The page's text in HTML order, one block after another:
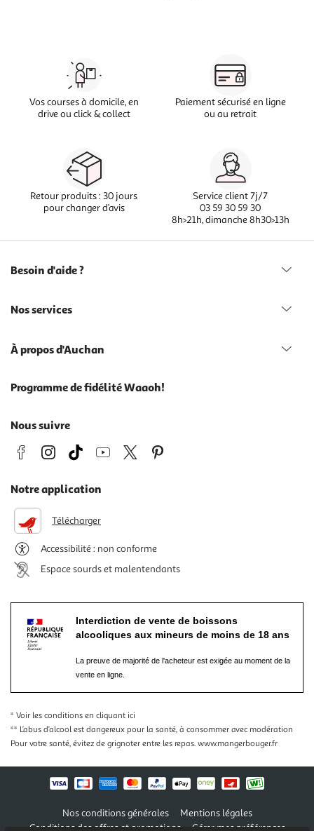
Vos courses à domicile, en
drive ou click & collect
Paiement sécurisé en ligne
ou au retrait
Retour produits : 30 jours
pour changer d’avis
Service client 7j/7
03 59 30 59 30
8h>21h, dimanche 8h30>13h
Besoin d'aide ?
Nos services
À propos d'Auchan
Programme de fidélité Waaoh!
Nous suivre
Notre application
Télécharger
Accessibilité : non conforme
Espace sourds et malentendants
Interdiction de vente de boissons
alcooliques aux mineurs de moins de 18 ans
La preuve de majorité de l'acheteur est exigée au moment de la
vente en ligne.
* Voir les conditions en cliquant ici
** L’abus d’alcool est dangereux pour la santé, à consommer avec modération
Pour votre santé, évitez de grignoter entre les repas. www.mangerbouger.fr
Nos conditions générales
Mentions légales
Conditions des offres et promotions
Gérer mes préférences